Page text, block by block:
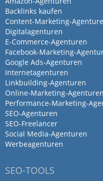
Backlinks kaufen
Content-Marketing-
Digitalagenturen
E-Commerce-Agenturen
Facebook-Marketing-
Google Ads-Agenturen
Internetagenturen
Linkbuilding-Agenturen
Online-Marketing-Agenturen
Performance-Marketing-
SEO-Agenturen
SEO-Freelancer
Social Media-Agenturen
Werbeagenturen
SEO-TOOLS